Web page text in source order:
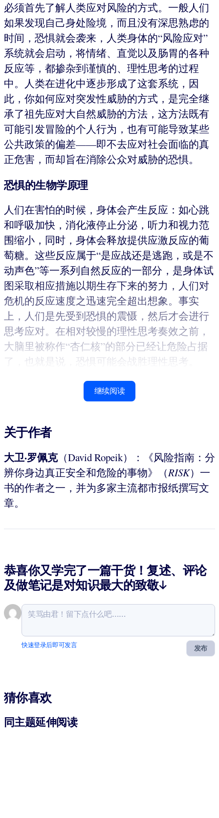
必须首先了解人类应对风险的方式。一般人们
如果发现自己身处险境，而且没有深思熟虑的
时间，恐惧就会袭来，人类身体的“风险应对”
系统就会启动，将情绪、直觉以及肠胃的各种
反应等，都掺杂到谨慎的、理性思考的过程
中。人类在进化中逐步形成了这套系统，因
此，你如何应对突发性威胁的方式，是完全继
承了祖先应对大自然威胁的方法，这方法既有
可能引发冒险的个人行为，也有可能导致某些
公共政策的偏差——即不去应对社会面临的真
正危害，而却旨在消除公众对威胁的恐惧。
恐惧的生物学原理
人们在害怕的时候，身体会产生反应：如心跳
和呼吸加快，消化液停止分泌，听力和视力范
围缩小，同时，身体会释放提供应激反应的葡
萄糖。这些反应属于“是应战还是逃跑，或是不
动声色”等一系列自然反应的一部分，是身体试
图采取相应措施以期生存下来的努力，人们对
危机的反应速度之迅速完全超出想象。事实
上，人们是先受到恐惧的震慑，然后才会进行
思考应对。在相对较慢的理性思考奏效之前，
大脑里被称作“杏仁核”的部分已经让危险占据
了，也就是说，恐惧可能会战胜理性思考。
继续阅读
关于作者
大卫·罗佩克（David Ropeik）：《风险指南：分
辨你身边真正安全和危险的事物》（RISK）一
书的作者之一，并为多家主流都市报纸撰写文
章。
恭喜你又学完了一篇干货！复述、评论
及做笔记是对知识最大的致敬↓
发布
快速登录后即可发言
猜你喜欢
同主题延伸阅读